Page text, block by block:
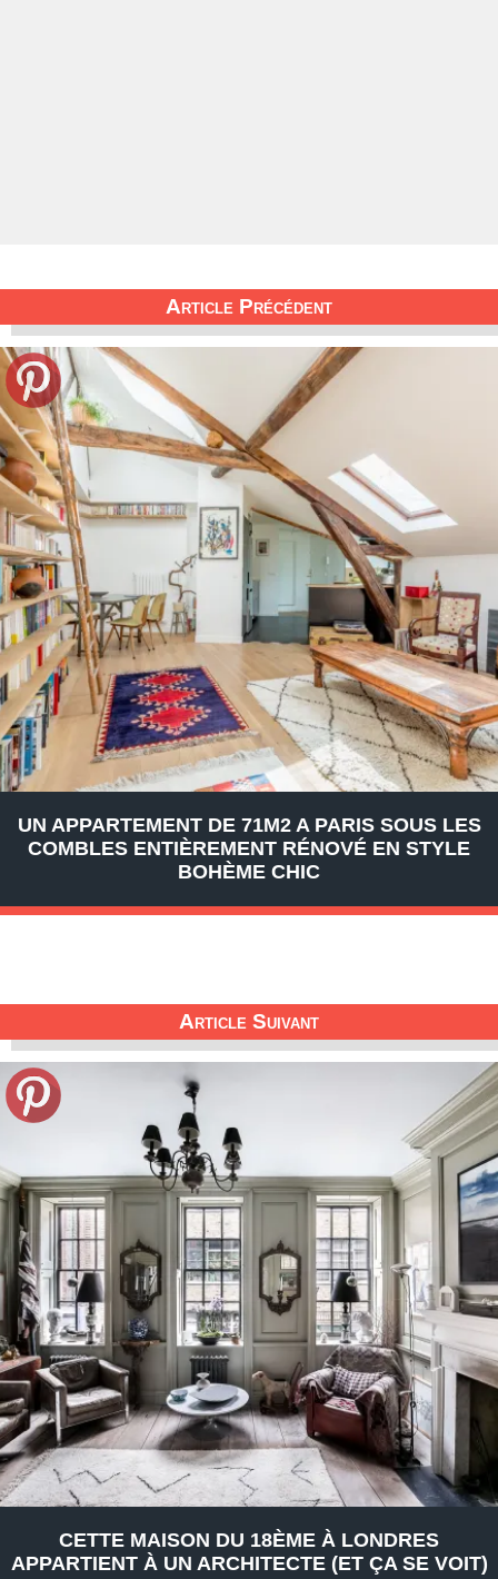
Article Précédent
UN APPARTEMENT DE 71M2 A PARIS SOUS LES
COMBLES ENTIÈREMENT RÉNOVÉ EN STYLE
BOHÈME CHIC
Article Suivant
CETTE MAISON DU 18ÈME À LONDRES
APPARTIENT À UN ARCHITECTE (ET ÇA SE VOIT)